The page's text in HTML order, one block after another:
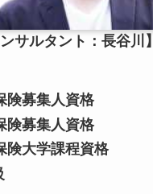
ンサルタント：長谷川】
険募集人資格
険募集人資格
険大学課程資格